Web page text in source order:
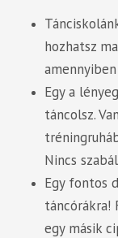
hozhatsz
Egy a
táncolsz.
Nincs
Egy fontos
táncórákra!
egy másik